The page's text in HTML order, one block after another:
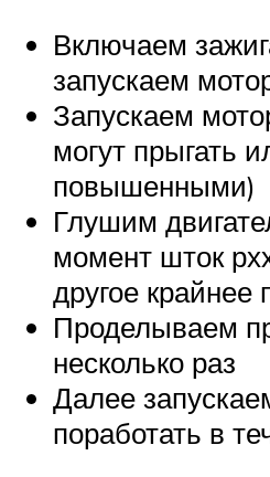
Включаем
запускаем
Запускаем
могут прыгать
повышенными)
Глушим
момент шток
другое крайнее
Проделываем
несколько раз
Далее
поработать в